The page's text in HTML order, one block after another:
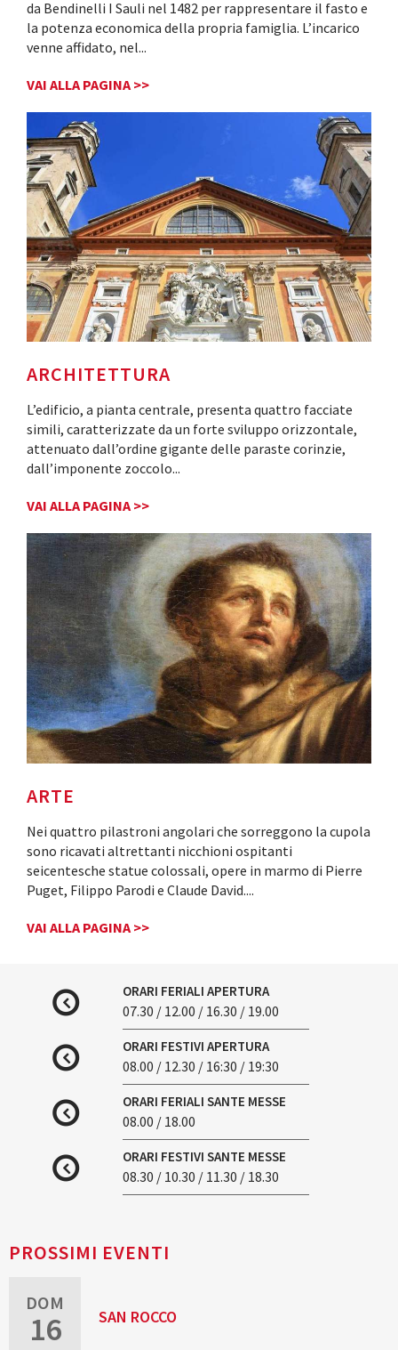
da Bendinelli I Sauli nel 1482 per rappresentare il fasto e
la potenza economica della propria famiglia. L’incarico
venne affidato, nel...
VAI ALLA PAGINA >>
ARCHITETTURA
L’edificio, a pianta centrale, presenta quattro facciate
simili, caratterizzate da un forte sviluppo orizzontale,
attenuato dall’ordine gigante delle paraste corinzie,
dall’imponente zoccolo...
VAI ALLA PAGINA >>
ARTE
Nei quattro pilastroni angolari che sorreggono la cupola
sono ricavati altrettanti nicchioni ospitanti
seicentesche statue colossali, opere in marmo di Pierre
Puget, Filippo Parodi e Claude David....
VAI ALLA PAGINA >>
ORARI FERIALI APERTURA
07.30 / 12.00 / 16.30 / 19.00
ORARI FESTIVI APERTURA
08.00 / 12.30 / 16:30 / 19:30
ORARI FERIALI SANTE MESSE
08.00 / 18.00
ORARI FESTIVI SANTE MESSE
08.30 / 10.30 / 11.30 / 18.30
PROSSIMI EVENTI
DOM
16 SAN ROCCO